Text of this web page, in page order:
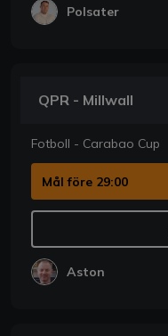
Polsater
QPR - Millwall
Fotboll - Carabao Cup
Mål före 29:00
Aston